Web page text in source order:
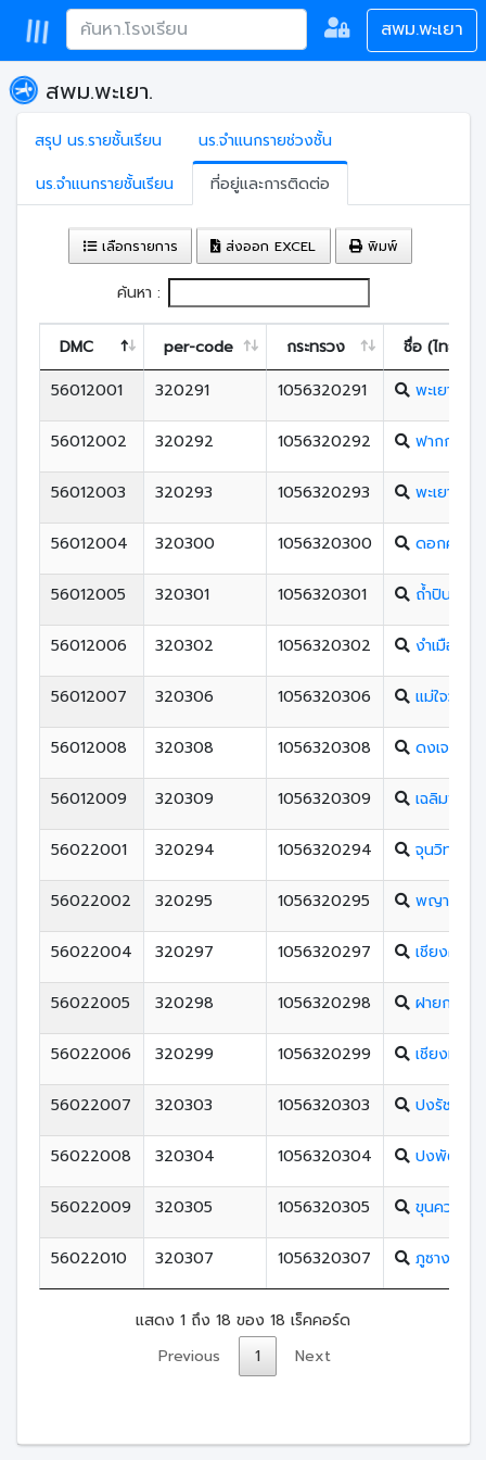
สพม.พะเยา
สพม.พะเยา.
สรุป นร.รายชั้นเรียน
นร.จำแนกรายช่วงชั้น
นร.จำแนกรายชั้นเรียน
ที่อยู่และการติดต่อ
เลือกรายการ ส่งออก EXCEL พิมพ์
ค้นหา :
DMC per-code กระทรวง
ชื่อ (ไทย)
56012001
320291 1056320291 พะเยาพิท
56012002 320292 1056320292 ฟากกว๊าน
56012003 320293 1056320293 พะเยาปร
56012004 320300 1056320300 ดอกคำใต้
56012005 320301 1056320301 ถ้ำปินวิทย
56012006 320302 1056320302 งำเมืองวิ
56012007 320306 1056320306 แม่ใจวิทย
56012008 320308 1056320308 ดงเจนวิท
56012009 320309 1056320309 เฉลิมพระ
56022001 320294 1056320294 จุนวิทยาค
56022002 320295 1056320295 พญาลอวิ
56022004 320297 1056320297 เชียงคำวิ
56022005 320298 1056320298 ฝายกวาง
56022006 320299 1056320299 เชียงม่วน
56022007 320303 1056320303 ปงรัชดาภิ
56022008 320304 1056320304 ปงพัฒนา
56022009 320305 1056320305 ขุนควรวิท
56022010 320307 1056320307 ภูซางวิทย
แสดง 1 ถึง 18 ของ 18 เร็คคอร์ด
Previous
1 Next